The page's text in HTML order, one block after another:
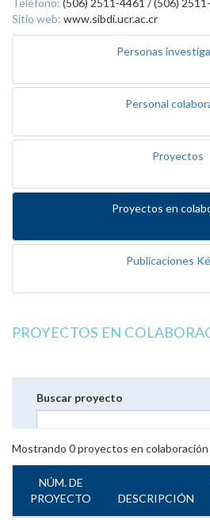
Teléfono: (506) 2511-4461 / (506)
Sitio web: www.sibdi.ucr.ac.cr
Personas
Personal
Proyectos
Proyectos en
Publicaciones
PROYECTOS EN
Buscar proyecto
Mostrando 0proyectos en colaboración
NÚM. DE
PROYECTO
DESCRIPCIÓN